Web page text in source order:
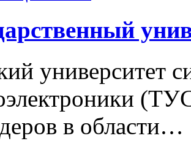
университет
в области…